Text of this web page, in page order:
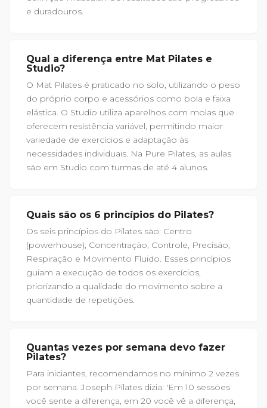
e duradouros.
Qual a diferença entre Mat Pilates e
Studio?
O Mat Pilates é praticado no solo, utilizando o peso
do próprio corpo e acessórios como bola e faixa
elástica. O Studio utiliza aparelhos com molas que
oferecem resistência variável, permitindo maior
variedade de exercícios e adaptação às
necessidades individuais. Na Pure Pilates, as aulas
são em Studio com turmas de até 4 alunos.
Quais são os 6 princípios do Pilates?
Os seis princípios do Pilates são: Centro
(powerhouse), Concentração, Controle, Precisão,
Respiração e Movimento Fluido. Esses princípios
guiam a execução de todos os exercícios,
priorizando a qualidade do movimento sobre a
quantidade de repetições.
Quantas vezes por semana devo fazer
Pilates?
Para iniciantes, recomendamos no mínimo 2 vezes
por semana. Joseph Pilates dizia: 'Em 10 sessões
você sente a diferença, em 20 você vê a diferença,